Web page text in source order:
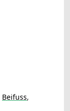
Beifuss,